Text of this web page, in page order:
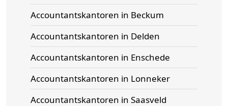
Accountantskantoren in Beckum
Accountantskantoren in Delden
Accountantskantoren in Enschede
Accountantskantoren in Lonneker
Accountantskantoren in Saasveld